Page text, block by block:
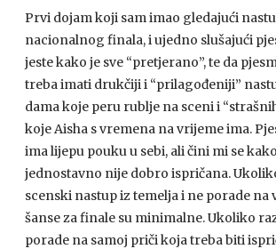
Prvi dojam koji sam imao gledajući
nacionalnog finala, i ujedno slušajući
jeste kako je sve “pretjerano”, te da
treba imati drukčiji i “prilagođeniji”
dama koje peru rublje na sceni i
koje Aisha s vremena na vrijeme ima.
ima lijepu pouku u sebi, ali čini mi se
jednostavno nije dobro ispričana.
scenski nastup iz temelja i ne porade na
šanse za finale su minimalne. Ukoliko
porade na samoj priči koja treba biti